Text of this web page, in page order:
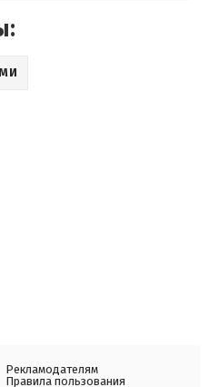
Рекламодателям
Правила пользования